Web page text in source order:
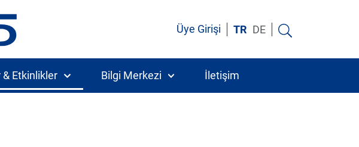
Üye Girişi TR DE
& Etkinlikler Bilgi Merkezi İletişim